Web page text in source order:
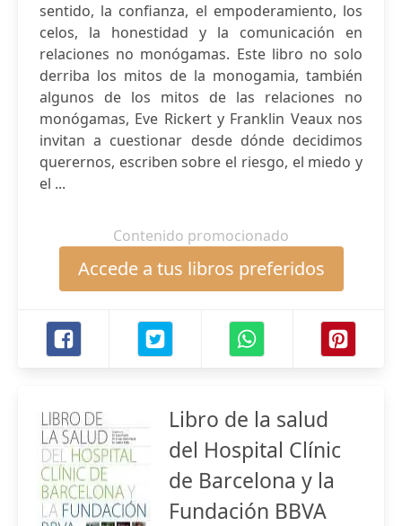
sentido, la confianza, el empoderamiento, los
celos, la honestidad y la comunicación en
relaciones no monógamas. Este libro no solo
derriba los mitos de la monogamia, también
algunos de los mitos de las relaciones no
monógamas, Eve Rickert y Franklin Veaux nos
invitan a cuestionar desde dónde decidimos
querernos, escriben sobre el riesgo, el miedo y
el ...
Contenido promocionado
Accede a tus libros preferidos
Libro de la salud
del Hospital Clínic
de Barcelona y la
Fundación BBVA